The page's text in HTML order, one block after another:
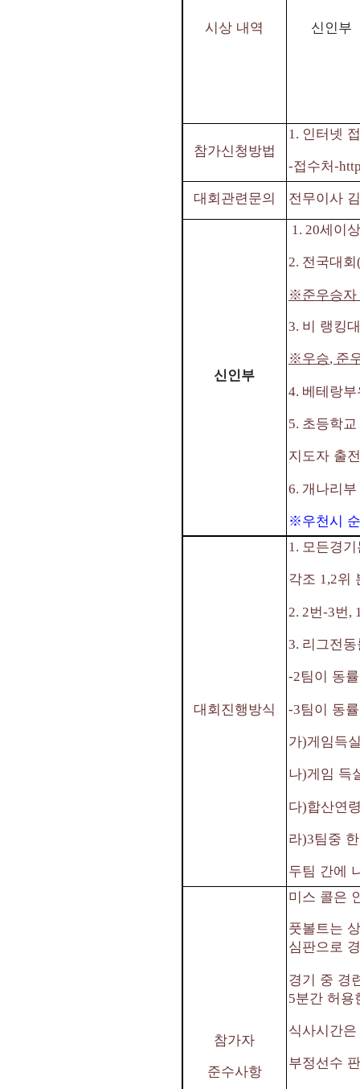
시상 내역 신인부
참가신청방법
1. 인터넷
-접수처-
대회관련문의 전무이사
신인부
1. 20세이
2. 전국대회
※준우승
3. 비 랭킹
※우승, 준
4. 베테랑
5. 초등학
지도자 출
6. 개나리
※우천시
대회진행방식
1. 모든경
각조 1,2위
2. 2번-3번,
3. 리그전
-2팀이 동
-3팀이 동
가)게임득
나)게임 득
다)합산연
라)3팀중
두팀 간에
참가자
준수사항
미스 콜은
풋볼트는
심판으로
경기 중 경
5분간 허용
식사시간
부정선수